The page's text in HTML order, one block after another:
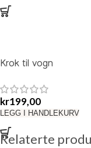
Krok til vogn
kr199,00
LEGG I HANDLEKURV
Relaterte